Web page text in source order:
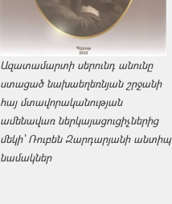
Ազատամարտի սերունդ անունը
ստացած նախաեղեռնյան շրջանի
հայ մտավորականության
ամենավառ ներկայացուցիչներից
մեկի՝ Ռուբեն Զարդարյանի անտիպ
նամակներ